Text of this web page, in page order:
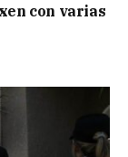
con varias